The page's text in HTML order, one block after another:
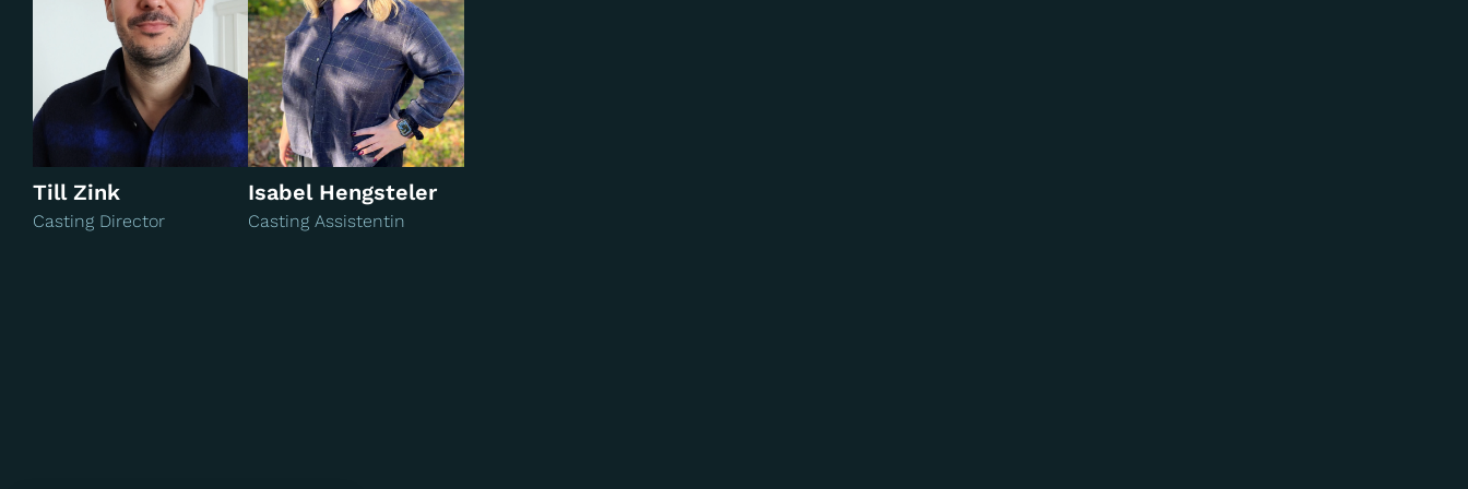
Dein perfektes Jahr Die Drei von der Müllabfuhr
Till Zink
Casting Director
Isabel Hengsteler
Casting Assistentin